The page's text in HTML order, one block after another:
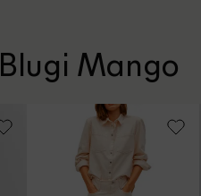
Blugi Mango